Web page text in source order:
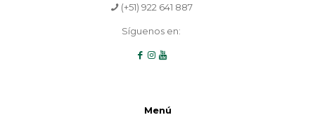
(+51) 922 641 887
Síguenos en:
Menú